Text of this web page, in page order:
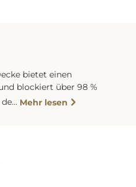
bietet einen
blockiert über 98 %
Mehr lesen